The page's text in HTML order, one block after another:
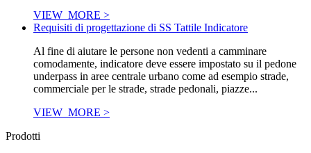
VIEW_MORE >
Requisiti di progettazione di SS Tattile Indicatore
Al fine di aiutare le persone non vedenti a camminare
comodamente, indicatore deve essere impostato su il pedone
underpass in aree centrale urbano come ad esempio strade,
commerciale per le strade, strade pedonali, piazze...
VIEW_MORE >
Prodotti